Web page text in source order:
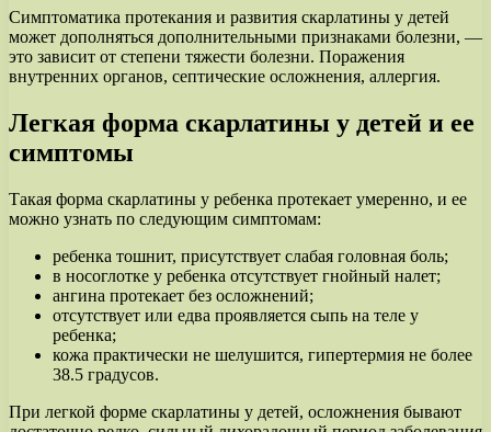
Симптоматика протекания и развития скарлатины у детей
может дополняться дополнительными признаками болезни, —
это зависит от степени тяжести болезни. Поражения
внутренних органов, септические осложнения, аллергия.
Легкая форма скарлатины у детей и ее
симптомы
Такая форма скарлатины у ребенка протекает умеренно, и ее
можно узнать по следующим симптомам:
ребенка тошнит, присутствует слабая головная боль;
в носоглотке у ребенка отсутствует гнойный налет;
ангина протекает без осложнений;
отсутствует или едва проявляется сыпь на теле у
ребенка;
кожа практически не шелушится, гипертермия не более
38.5 градусов.
При легкой форме скарлатины у детей, осложнения бывают